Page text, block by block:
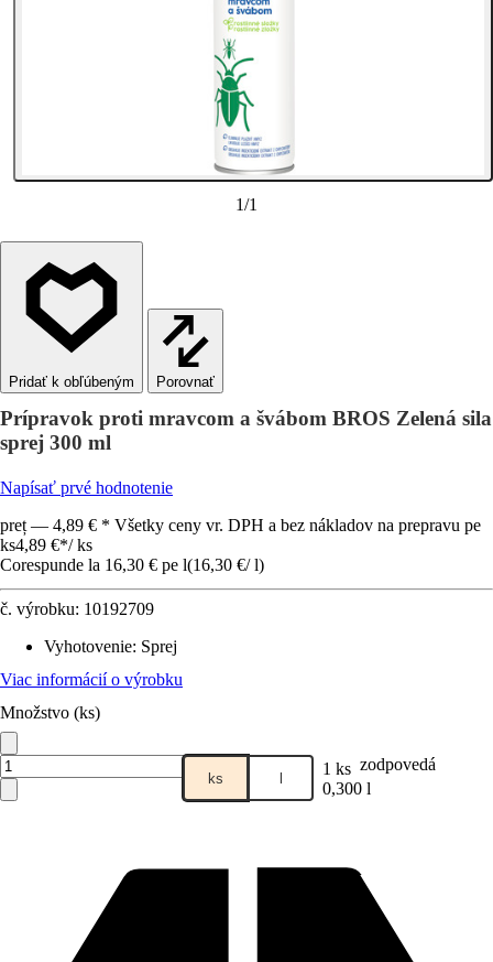
1/1
Porovnať
Prípravok proti mravcom a švábom BROS Zelená sila
sprej 300 ml
Napísať prvé hodnotenie
preț — 4,89 € * Všetky ceny vr. DPH a bez nákladov na prepravu pe
ks4,89 €*/ ks
Corespunde la 16,30 € pe l(16,30 €/ l)
č. výrobku: 10192709
Vyhotovenie: Sprej
Viac informácií o výrobku
Množstvo (ks)
ks l 1 ks zodpovedá
0,300 l